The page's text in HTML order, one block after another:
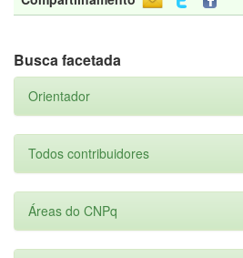
Busca facetada
Orientador
Todos contribuidores
Áreas do CNPq